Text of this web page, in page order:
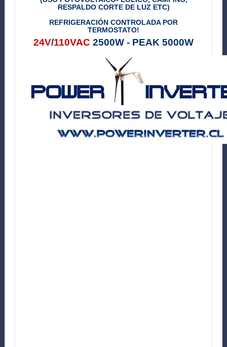
RESPALDO CORTE DE LUZ ETC)
REFRIGERACIÓN CONTROLADA POR
TERMOSTATO!
24V/110VAC 2500W - PEAK 5000W